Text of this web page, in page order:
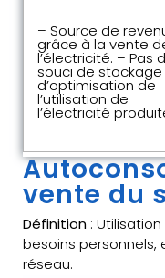
– Source de
grâce à la vente
l’électricité. – Pas
souci de stockage
d’optimisation de
l’utilisation de
l’électricité
vente du
Définition :
besoins personnels,
réseau.